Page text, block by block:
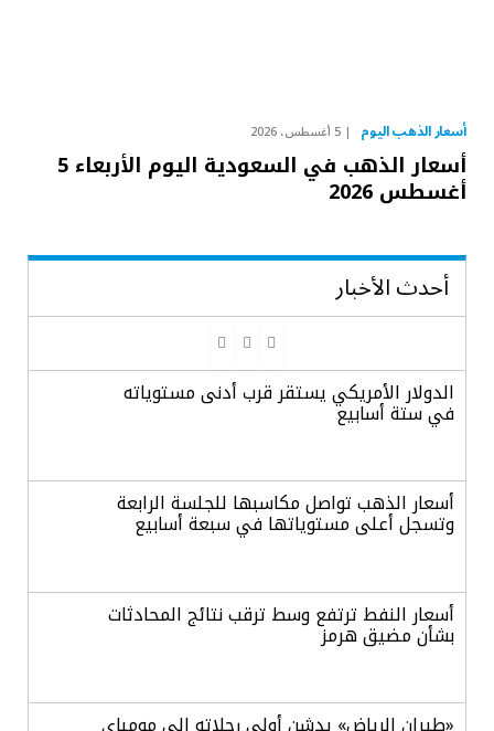
أسعار الذهب اليوم 5 أغسطس، 2026
أسعار الذهب في السعودية اليوم الأربعاء 5
أغسطس 2026
أحدث الأخبار
الدولار الأمريكي يستقر قرب أدنى مستوياته
في ستة أسابيع
أسعار الذهب تواصل مكاسبها للجلسة الرابعة
وتسجل أعلى مستوياتها في سبعة أسابيع
أسعار النفط ترتفع وسط ترقب نتائج المحادثات
بشأن مضيق هرمز